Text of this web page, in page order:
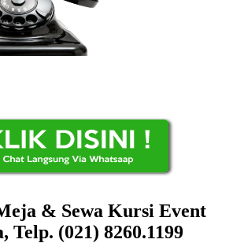
& Sewa Kursi Event
Telp. (021) 8260.1199